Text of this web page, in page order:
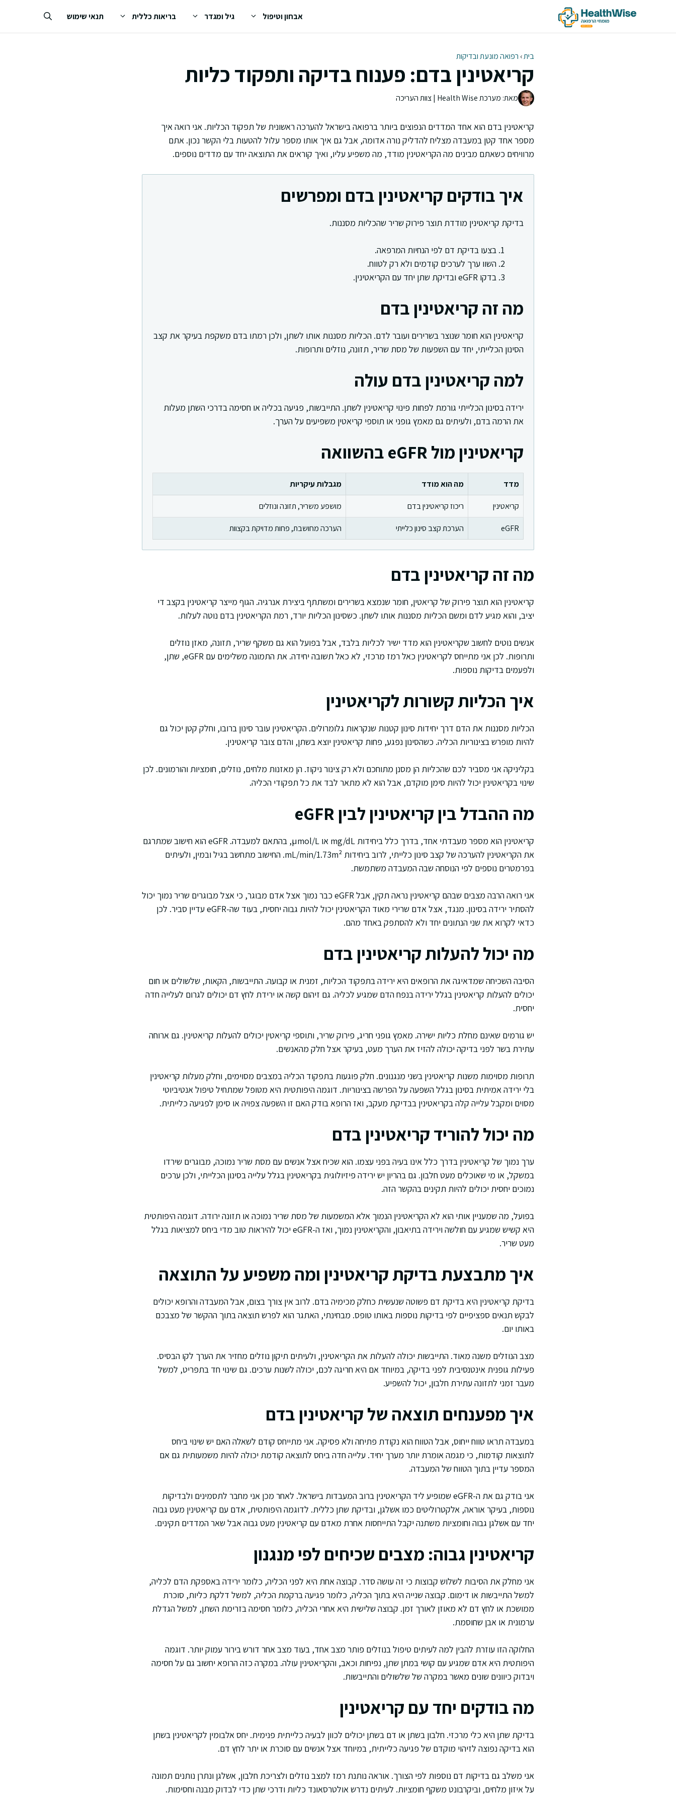
אבחון וטיפול גיל ומגדר בריאות כללית תנאי שימוש
בית› רפואה מונעת ובדיקות
קריאטינין בדם: פענוח בדיקה ותפקוד כליות
מאת: מערכת Health Wise | צוות העריכה
קריאטינין בדם הוא אחד המדדים הנפוצים ביותר ברפואה בישראל להערכה ראשונית של תפקוד הכליות. אני רואה איך
מספר אחד קטן במעבדה מצליח להדליק נורה אדומה, אבל גם איך אותו מספר עלול להטעות בלי הקשר נכון. אתם
מרוויחים כשאתם מבינים מה הקריאטינין מודד, מה משפיע עליו, ואיך קוראים את התוצאה יחד עם מדדים נוספים.
איך בודקים קריאטינין בדם ומפרשים
בדיקת קריאטינין מודדת תוצר פירוק שריר שהכליות מסננות.
בצעו בדיקת דם לפי הנחיות המרפאה.
השוו ערך לערכים קודמים ולא רק לטווח.
בדקו eGFR ובדיקת שתן יחד עם הקריאטינין.
מה זה קריאטינין בדם
קריאטינין הוא חומר שנוצר בשרירים ועובר לדם. הכליות מסננות אותו לשתן, ולכן רמתו בדם משקפת בעיקר את קצב
הסינון הכלייתי, יחד עם השפעות של מסת שריר, תזונה, נוזלים ותרופות.
למה קריאטינין בדם עולה
ירידה בסינון הכלייתי גורמת לפחות פינוי קריאטינין לשתן. התייבשות, פגיעה בכליה או חסימה בדרכי השתן מעלות
את הרמה בדם, ולעיתים גם מאמץ גופני או תוספי קריאטין משפיעים על הערך.
קריאטינין מול eGFR בהשוואה
מדד מה הוא מודד
מגבלות עיקריות
קריאטינין
ריכוז קריאטינין בדם
מושפע משריר, תזונה ונוזלים
eGFR
הערכת קצב סינון כלייתי הערכה מחושבת, פחות מדויקת בקצוות
מה זה קריאטינין בדם
קריאטינין הוא תוצר פירוק של קריאטין, חומר שנמצא בשרירים ומשתתף ביצירת אנרגיה. הגוף מייצר קריאטינין בקצב די
יציב, והוא מגיע לדם ומשם הכליות מסננות אותו לשתן. כשסינון הכליות יורד, רמת הקריאטינין בדם נוטה לעלות.
אנשים נוטים לחשוב שקריאטינין הוא מדד ישיר לכליות בלבד, אבל בפועל הוא גם משקף שריר, תזונה, מאזן נוזלים
ותרופות. לכן אני מתייחס לקריאטינין כאל רמז מרכזי, לא כאל תשובה יחידה. את התמונה משלימים עם eGFR, שתן,
ולפעמים בדיקות נוספות.
איך הכליות קשורות לקריאטינין
הכליות מסננות את הדם דרך יחידות סינון קטנות שנקראות גלומרולים. הקריאטינין עובר סינון ברובו, וחלק קטן יכול גם
להיות מופרש בצינוריות הכליה. כשהסינון נפגע, פחות קריאטינין יוצא בשתן, והדם צובר קריאטינין.
בקליניקה אני מסביר לכם שהכליות הן מסנן מתוחכם ולא רק צינור ניקוז. הן מאזנות מלחים, נוזלים, חומציות והורמונים. לכן
שינוי בקריאטינין יכול להיות סימן מוקדם, אבל הוא לא מתאר לבד את כל תפקודי הכליה.
מה ההבדל בין קריאטינין לבין eGFR
קריאטינין הוא מספר מעבדתי אחד, בדרך כלל ביחידות mg/dL או µmol/L, בהתאם למעבדה. eGFR הוא חישוב שמתרגם
את הקריאטינין להערכה של קצב סינון כלייתי, לרוב ביחידות mL/min/1.73m². החישוב מתחשב בגיל ובמין, ולעיתים
בפרמטרים נוספים לפי הנוסחה שבה המעבדה משתמשת.
אני רואה הרבה מצבים שבהם קריאטינין נראה תקין, אבל eGFR כבר נמוך אצל אדם מבוגר, כי אצל מבוגרים שריר נמוך יכול
להסתיר ירידה בסינון. מנגד, אצל אדם שרירי מאוד הקריאטינין יכול להיות גבוה יחסית, בעוד שה-eGFR עדיין סביר. לכן
כדאי לקרוא את שני הנתונים יחד ולא להסתפק באחד מהם.
מה יכול להעלות קריאטינין בדם
הסיבה השכיחה שמדאיגה את הרופאים היא ירידה בתפקוד הכליות, זמנית או קבועה. התייבשות, הקאות, שלשולים או חום
יכולים להעלות קריאטינין בגלל ירידה בנפח הדם שמגיע לכליה. גם זיהום קשה או ירידת לחץ דם יכולים לגרום לעלייה חדה
יחסית.
יש גורמים שאינם מחלת כליות ישירה. מאמץ גופני חריג, פירוק שריר, ותוספי קריאטין יכולים להעלות קריאטינין. גם ארוחה
עתירת בשר לפני בדיקה יכולה להזיז את הערך מעט, בעיקר אצל חלק מהאנשים.
תרופות מסוימות משנות קריאטינין בשני מנגנונים. חלק פוגעות בתפקוד הכליה במצבים מסוימים, וחלק מעלות קריאטינין
בלי ירידה אמיתית בסינון בגלל השפעה על הפרשה בצינוריות. דוגמה היפותטית היא מטופל שמתחיל טיפול אנטיביוטי
מסוים ומקבל עלייה קלה בקריאטינין בבדיקת מעקב, ואז הרופא בודק האם זו השפעה צפויה או סימן לפגיעה כלייתית.
מה יכול להוריד קריאטינין בדם
ערך נמוך של קריאטינין בדרך כלל אינו בעיה בפני עצמו. הוא שכיח אצל אנשים עם מסת שריר נמוכה, מבוגרים שירדו
במשקל, או מי שאוכלים מעט חלבון. גם בהריון יש ירידה פיזיולוגית בקריאטינין בגלל עלייה בסינון הכלייתי, ולכן ערכים
נמוכים יחסית יכולים להיות תקינים בהקשר הזה.
בפועל, מה שמעניין אותי הוא לא הקריאטינין הנמוך אלא המשמעות של מסת שריר נמוכה או תזונה ירודה. דוגמה היפותטית
היא קשיש שמגיע עם חולשה וירידה בתיאבון, והקריאטינין נמוך, ואז ה-eGFR יכול להיראות טוב מדי ביחס למציאות בגלל
מעט שריר.
איך מתבצעת בדיקת קריאטינין ומה משפיע על התוצאה
בדיקת קריאטינין היא בדיקת דם פשוטה שנעשית כחלק מכימיה בדם. לרוב אין צורך בצום, אבל המעבדה והרופא יכולים
לבקש תנאים ספציפיים לפי בדיקות נוספות באותו טופס. מבחינתי, האתגר הוא לפרש תוצאה בתוך ההקשר של מצבכם
באותו יום.
מצב הנוזלים משנה מאוד. התייבשות יכולה להעלות את הקריאטינין, ולעיתים תיקון נוזלים מחזיר את הערך לקו הבסיס.
פעילות גופנית אינטנסיבית לפני בדיקה, במיוחד אם היא חריגה לכם, יכולה לשנות ערכים. גם שינוי חד בתפריט, למשל
מעבר זמני לתזונה עתירת חלבון, יכול להשפיע.
איך מפענחים תוצאה של קריאטינין בדם
במעבדה תראו טווח ייחוס, אבל הטווח הוא נקודת פתיחה ולא פסיקה. אני מתייחס קודם לשאלה האם יש שינוי ביחס
לתוצאות קודמות, כי מגמה אומרת יותר מערך יחיד. עלייה חדה ביחס לתוצאה קודמת יכולה להיות משמעותית גם אם
המספר עדיין בתוך הטווח של המעבדה.
אני בודק גם את ה-eGFR שמופיע ליד הקריאטינין ברוב המעבדות בישראל. לאחר מכן אני מחבר לתסמינים ולבדיקות
נוספות, בעיקר אוראה, אלקטרוליטים כמו אשלגן, ובדיקת שתן כללית. לדוגמה היפותטית, אדם עם קריאטינין מעט גבוה
יחד עם אשלגן גבוה וחומציות משתנה יקבל התייחסות אחרת מאדם עם קריאטינין מעט גבוה אבל שאר המדדים תקינים.
קריאטינין גבוה: מצבים שכיחים לפי מנגנון
אני מחלק את הסיבות לשלוש קבוצות כי זה עושה סדר. קבוצה אחת היא לפני הכליה, כלומר ירידה באספקת הדם לכליה,
למשל התייבשות או דימום. קבוצה שנייה היא בתוך הכליה, כלומר פגיעה ברקמת הכליה, למשל דלקת כליות, סוכרת
ממושכת או לחץ דם לא מאוזן לאורך זמן. קבוצה שלישית היא אחרי הכליה, כלומר חסימה בזרימת השתן, למשל הגדלת
ערמונית או אבן שחוסמת.
החלוקה הזו עוזרת להבין למה לעיתים טיפול בנוזלים פותר מצב אחד, בעוד מצב אחר דורש בירור עמוק יותר. דוגמה
היפותטית היא אדם שמגיע עם קושי במתן שתן, נפיחות וכאב, והקריאטינין עולה. במקרה כזה הרופא יחשוב גם על חסימה
ויבדוק כיוונים שונים מאשר במקרה של שלשולים והתייבשות.
מה בודקים יחד עם קריאטינין
בדיקת שתן היא כלי מרכזי. חלבון בשתן או דם בשתן יכולים לכוון לבעיה כלייתית פנימית. יחס אלבומין לקריאטינין בשתן
הוא בדיקה נפוצה לזיהוי מוקדם של פגיעה כלייתית, במיוחד אצל אנשים עם סוכרת או יתר לחץ דם.
אני משלב גם בדיקות דם נוספות לפי הצורך. אוראה נותנת רמז למצב נוזלים ולצריכת חלבון, אשלגן ונתרן נותנים תמונה
על איזון מלחים, וביקרבונט משקף חומציות. לעיתים נדרש אולטרסאונד כליות ודרכי שתן כדי לבדוק מבנה וחסימות.